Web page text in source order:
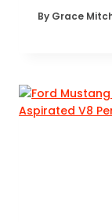
By Grace